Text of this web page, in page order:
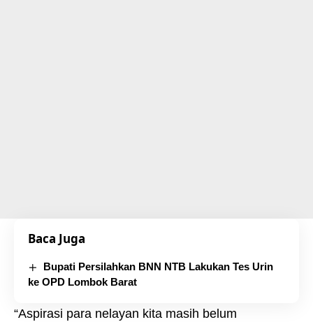
Baca Juga
Bupati Persilahkan BNN NTB Lakukan Tes Urin
ke OPD Lombok Barat
“Aspirasi para nelayan kita masih belum